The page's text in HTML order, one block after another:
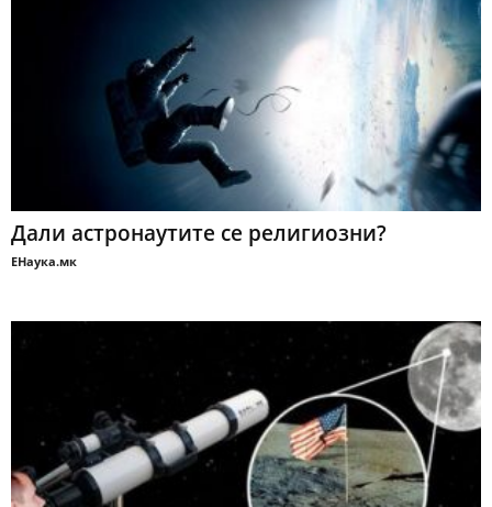
Дали астронаутите се религиозни?
ЕНаука.мк